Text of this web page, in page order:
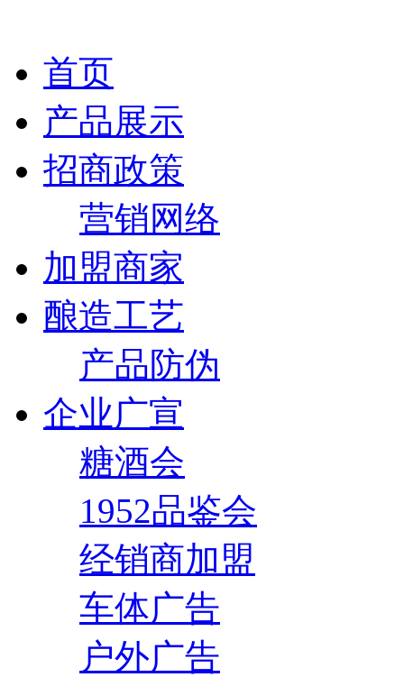
首页
产品展示
招商政策
营销网络
加盟商家
酿造工艺
产品防伪
企业广宣
糖酒会
1952品鉴会
经销商加盟
车体广告
户外广告